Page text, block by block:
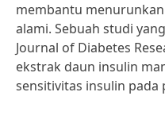
membantu
alami. Sebuah studi
Journal of Diabetes
ekstrak daun insulin
sensitivitas insulin pada